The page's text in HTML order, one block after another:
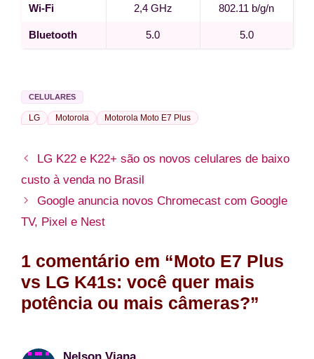
Wi-Fi 2,4 GHz 802.11 b/g/n
Bluetooth 5.0 5.0
CELULARES
LG Motorola Motorola Moto E7 Plus
LG K22 e K22+ são os novos celulares de baixo
custo à venda no Brasil
Google anuncia novos Chromecast com Google
TV, Pixel e Nest
1 comentário em “Moto E7 Plus
vs LG K41s: você quer mais
potência ou mais câmeras?”